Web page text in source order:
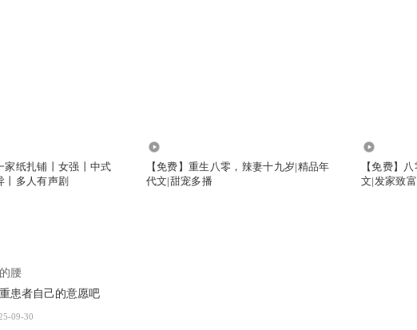
家纸扎铺丨女强丨中式
丨多人有声剧
【免费】重生八零，辣妻十九岁|精品年
代文|甜宠多播
【免费】
文|发家致
腰
患者自己的意愿吧
09-30